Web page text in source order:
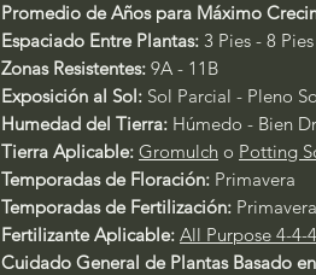
Promedio de Años para Máximo
Espaciado Entre Plantas: 3 Pies - 8 Pies
Zonas Resistentes: 9A - 11B
Exposición al Sol: Sol Parcial - Pleno
Humedad del Tierra: Húmedo - Bien
Tierra Aplicable: Gromulch o Potting
Temporadas de Floración: Primavera
Temporadas de Fertilización:
Fertilizante Aplicable: All Purpose 4-4-4
Cuidado General de Plantas Basado